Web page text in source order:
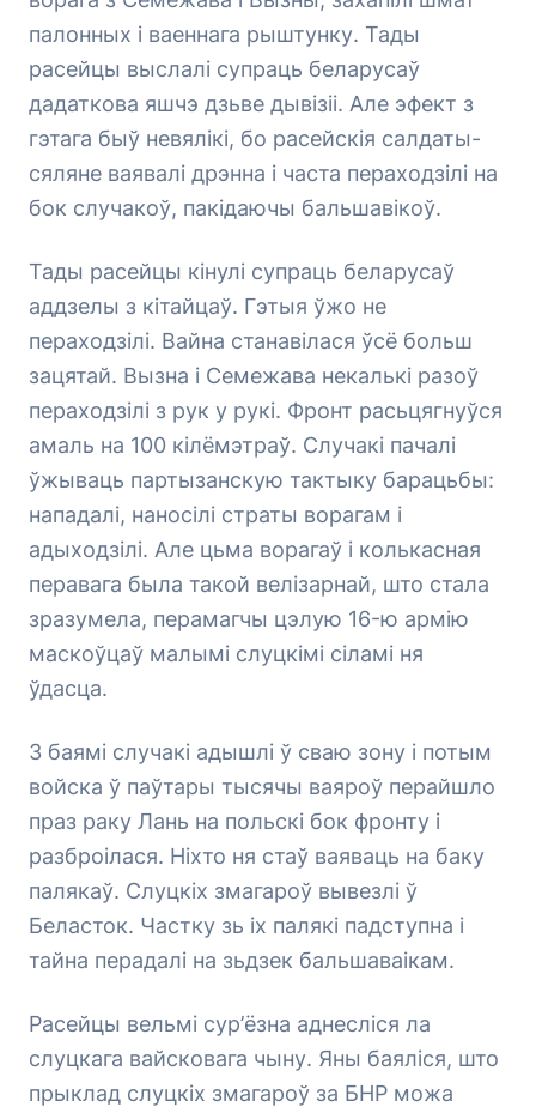
палонных і ваеннага рыштунку. Тады
расейцы выслалі супраць беларусаў
дадаткова яшчэ дзьве дывізіі. Але эфект з
гэтага быў невялікі, бо расейскія салдаты-
сяляне ваявалі дрэнна і часта пераходзілі на
бок случакоў, пакідаючы бальшавікоў.
Тады расейцы кінулі супраць беларусаў
аддзелы з кітайцаў. Гэтыя ўжо не
пераходзілі. Вайна станавілася ўсё больш
зацятай. Вызна і Семежава некалькі разоў
пераходзілі з рук у рукі. Фронт расьцягнуўся
амаль на 100 кілёмэтраў. Случакі пачалі
ўжываць партызанскую тактыку барацьбы:
нападалі, наносілі страты ворагам і
адыходзілі. Але цьма ворагаў і колькасная
перавага была такой велізарнай, што стала
зразумела, перамагчы цэлую 16-ю армію
маскоўцаў малымі слуцкімі сіламі ня
ўдасца.
З баямі случакі адышлі ў сваю зону і потым
войска ў паўтары тысячы ваяроў перайшло
праз раку Лань на польскі бок фронту і
разброілася. Ніхто ня стаў ваяваць на баку
палякаў. Слуцкіх змагароў вывезлі ў
Беласток. Частку зь іх палякі падступна і
тайна перадалі на зьдзек бальшаваікам.
Расейцы вельмі сур’ёзна аднесліся ла
слуцкага вайсковага чыну. Яны баяліся, што
прыклад слуцкіх змагароў за БНР можа